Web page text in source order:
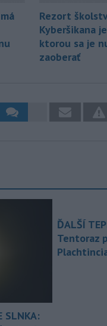
Rezort
Kyberšikana
ktorou sa je
zaoberať
SLNKA:
ĎALŠÍ
Tentoraz